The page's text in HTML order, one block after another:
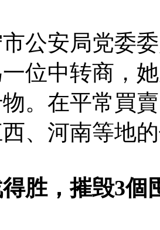
公安局党委
位中转商，
。在平常買
、河南等地
胜，摧毁3個